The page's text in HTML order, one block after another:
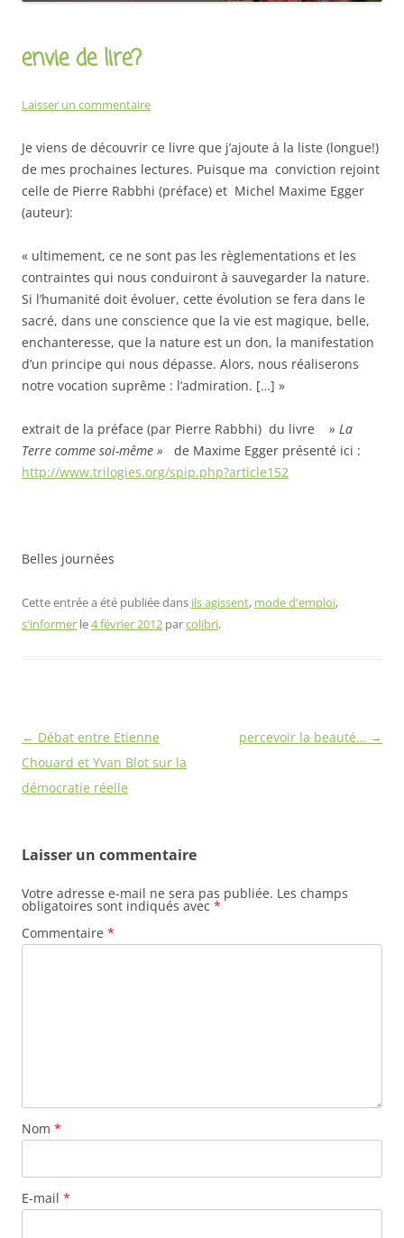
envie de lire?
Laisser un commentaire
Je viens de découvrir ce livre que j’ajoute à la liste (longue!)
de mes prochaines lectures. Puisque ma conviction rejoint
celle de Pierre Rabbhi (préface) et Michel Maxime Egger
(auteur):
« ultimement, ce ne sont pas les règlementations et les
contraintes qui nous conduiront à sauvegarder la nature.
Si l’humanité doit évoluer, cette évolution se fera dans le
sacré, dans une conscience que la vie est magique, belle,
enchanteresse, que la nature est un don, la manifestation
d’un principe qui nous dépasse. Alors, nous réaliserons
notre vocation suprême : l’admiration. […] »
extrait de la préface (par Pierre Rabbhi) du livre
» La
Terre comme soi-même » de Maxime Egger présenté ici :
http://www.trilogies.org/spip.php?article152
Belles journées
Cette entrée a été publiée dans ils agissent, mode d'emploi,
s'informer le4 février 2012 parcolibri.
Navigation
des
articles
← Débat entre Etienne
Chouard et Yvan Blot sur la
démocratie réelle
percevoir la beauté… →
Laisser un commentaire
Votre adresse e-mail ne sera pas publiée. Les champs
obligatoires sont indiqués avec *
Commentaire *
Nom *
E-mail *